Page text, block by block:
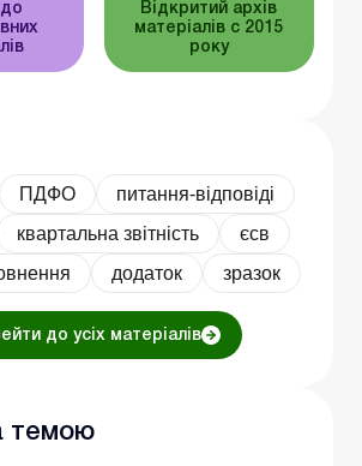
Відкритий архів
матеріалів c 2015
року
ПДФО
питання-відповіді
квартальна звітність
єсв
додаток зразок
до усіх матеріалів
темою